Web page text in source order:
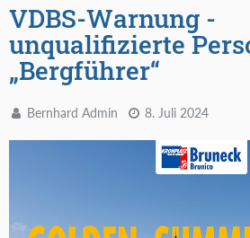
VDBS-Warnung -
unqualifizierte
„Bergführer“
Bernhard Admin 8. Juli 2024